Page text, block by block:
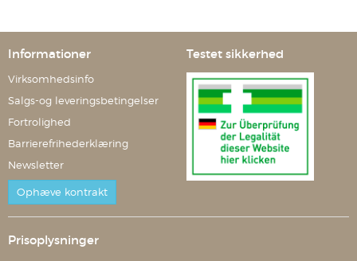
Informationer
Virksomhedsinfo
Salgs-og leveringsbetingelser
Fortrolighed
Barrierefrihederklæring
Newsletter
Ophæve kontrakt
Testet sikkerhed
Prisoplysninger